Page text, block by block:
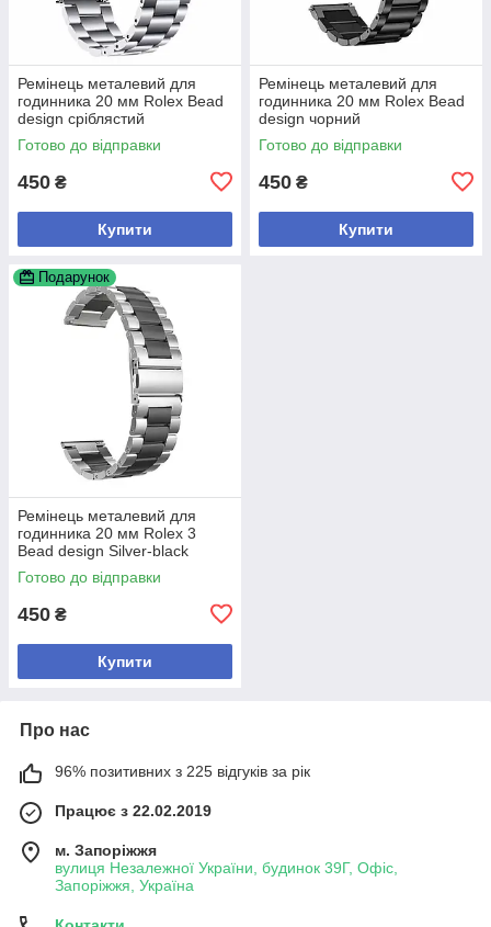
Ремінець металевий для
годинника 20 мм Rolex Bead
design сріблястий
Готово до відправки
450 ₴
Купити
Ремінець металевий для
годинника 20 мм Rolex Bead
design чорний
Готово до відправки
450 ₴
Купити
Подарунок
Ремінець металевий для
годинника 20 мм Rolex 3
Bead design Silver-black
Готово до відправки
450 ₴
Купити
Про нас
96% позитивних з 225 відгуків за рік
Працює з 22.02.2019
м. Запоріжжя
вулиця Незалежної України, будинок 39Г, Офіс,
Запоріжжя, Україна